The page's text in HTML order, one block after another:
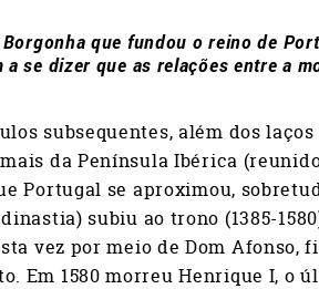
que fundou o reino de
a se dizer que as relações entre a
subsequentes, além dos
da Península Ibérica
Portugal se aproximou,
subiu ao trono (1385-
vez por meio de Dom Afonso,
Em 1580 morreu Henrique I, o